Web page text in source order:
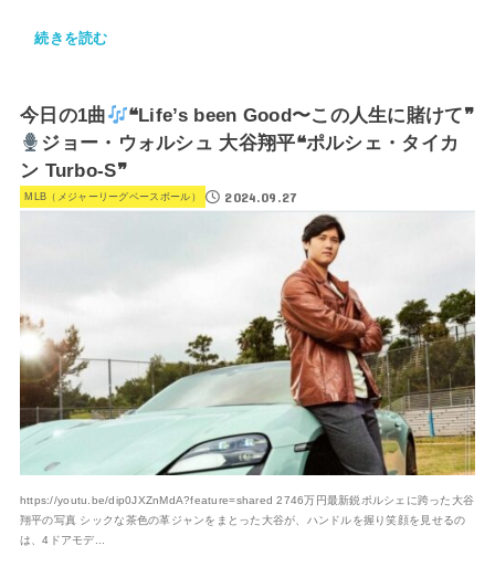
続きを読む
今日の1曲
❝Life’s been Good〜この人生に賭けて❞
ジョー・ウォルシュ 大谷翔平❝ポルシェ・タイカ
ン Turbo-S❞
MLB（メジャーリーグベースボール） 2024.09.27
https://youtu.be/dip0JXZnMdA?feature=shared 2746万円最新鋭ポルシェに跨った大谷
翔平の写真 シックな茶色の革ジャンをまとった大谷が、ハンドルを握り笑顔を見せるの
は、4ドアモデ...